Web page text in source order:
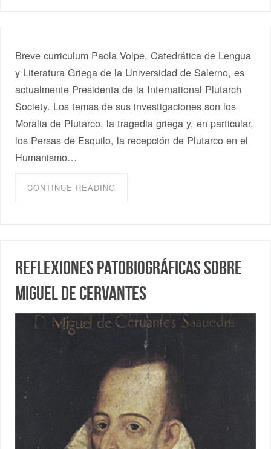
Breve curriculum Paola Volpe, Catedrática de Lengua
y Literatura Griega de la Universidad de Salerno, es
actualmente Presidenta de la International Plutarch
Society. Los temas de sus investigaciones son los
Moralia de Plutarco, la tragedia griega y, en particular,
los Persas de Esquilo, la recepción de Plutarco en el
Humanismo…
CONTINUE READING
Reflexiones patobiográficas sobre
Miguel de Cervantes